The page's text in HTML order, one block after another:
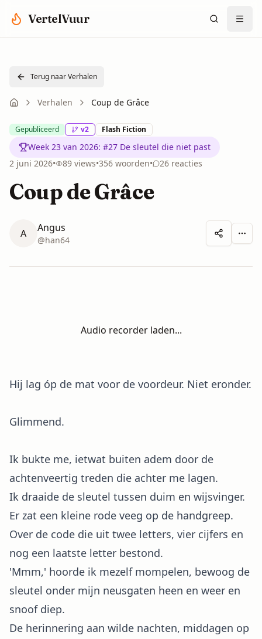
VertelVuur
Terug naar Verhalen
Verhalen Coup de Grâce
Gepubliceerd v2 Flash Fiction
Week 23 van 2026: #27 De sleutel die niet past
2 juni 2026• 89 views•356 woorden• 26 reacties
Coup de Grâce
A Angus
@han64
Audio recorder laden...
Hij lag óp de mat voor de voordeur. Niet eronder.
Glimmend.
Ik bukte me, ietwat buiten adem door de
achtenveertig treden die achter me lagen.
Ik draaide de sleutel tussen duim en wijsvinger.
Er zat een kleine rode veeg op de handgreep.
Over de code die uit twee letters, vier cijfers en
nog een laatste letter bestond.
'Mmm,' hoorde ik mezelf mompelen, bewoog de
sleutel onder mijn neusgaten heen en weer en
snoof diep.
De herinnering aan wilde nachten, middagen op